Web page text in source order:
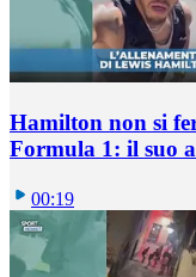
Hamilton non si
Formula 1: il suo
00:19